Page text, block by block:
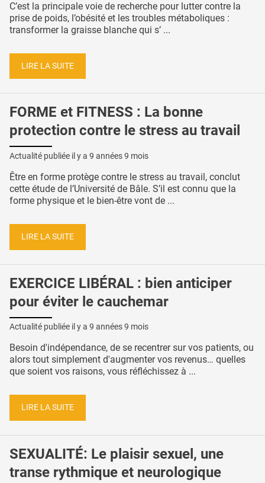
C’est la principale voie de recherche pour lutter contre la
prise de poids, l’obésité et les troubles métaboliques :
transformer la graisse blanche qui s’ ...
LIRE LA SUITE
FORME et FITNESS : La bonne
protection contre le stress au travail
Actualité publiée il y a 9 années 9 mois
Être en forme protège contre le stress au travail, conclut
cette étude de l’Université de Bâle. S’il est connu que la
forme physique et le bien-être vont de ...
LIRE LA SUITE
EXERCICE LIBÉRAL : bien anticiper
pour éviter le cauchemar
Actualité publiée il y a 9 années 9 mois
Besoin d'indépendance, de se recentrer sur vos patients, ou
alors tout simplement d'augmenter vos revenus… quelles
que soient vos raisons, vous réfléchissez à ...
LIRE LA SUITE
SEXUALITÉ: Le plaisir sexuel, une
transe rythmique et neurologique